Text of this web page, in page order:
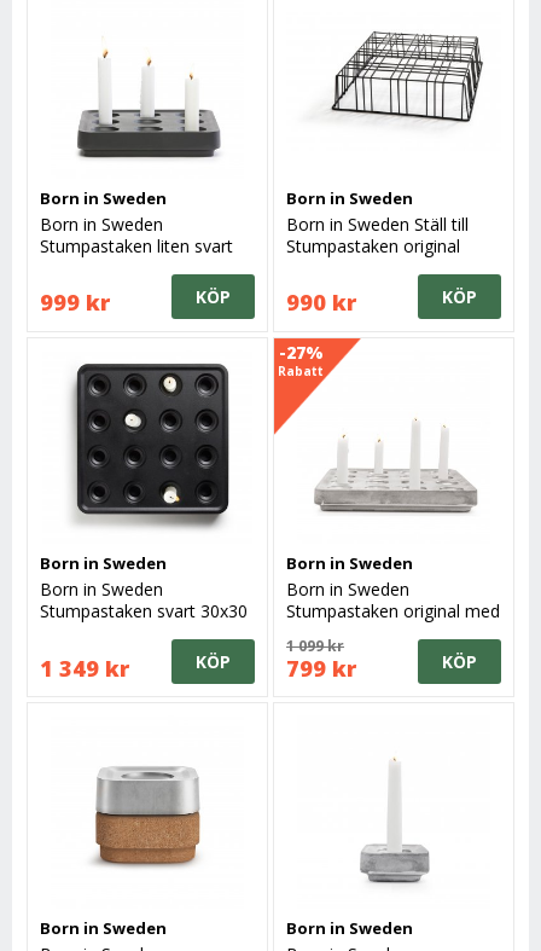
Born in Sweden
Born in Sweden
Stumpastaken liten svart
999 kr KÖP
Born in Sweden
Born in Sweden Ställ till
Stumpastaken original
990 kr KÖP
Born in Sweden
Born in Sweden
Stumpastaken svart 30x30
1 349 kr KÖP
-27%
Rabatt
Born in Sweden
Born in Sweden
Stumpastaken original med
1 099 kr
799 kr KÖP
Born in Sweden Born in Sweden